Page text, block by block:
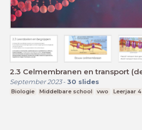
2.3 Celmembranen en transport
September 2023- 30 slides
Biologie Middelbare school vwo Leerjaar 4